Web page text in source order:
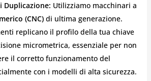
Duplicazione: Utilizziamo macchinari a
(CNC)di ultima generazione.
replicano il profilo della tua chiave
micrometrica, essenziale per non
il corretto funzionamento del
con i modelli di alta sicurezza.